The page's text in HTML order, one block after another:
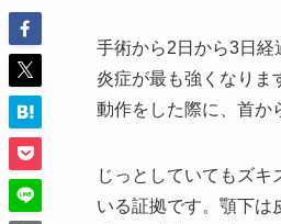
手術から2日から3日
炎症が最も強くなりま
動作をした際に、首か
じっとしていてもズ
いる証拠です。顎下は